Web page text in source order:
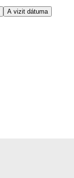
A vizit dátuma